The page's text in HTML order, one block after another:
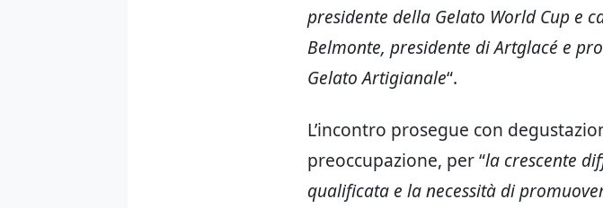
presidente della Gelato World Cup e
Belmonte, presidente di Artglacé e
Gelato Artigianale“.
L’incontro prosegue con
preoccupazione, per “la crescente
qualificata e la necessità di